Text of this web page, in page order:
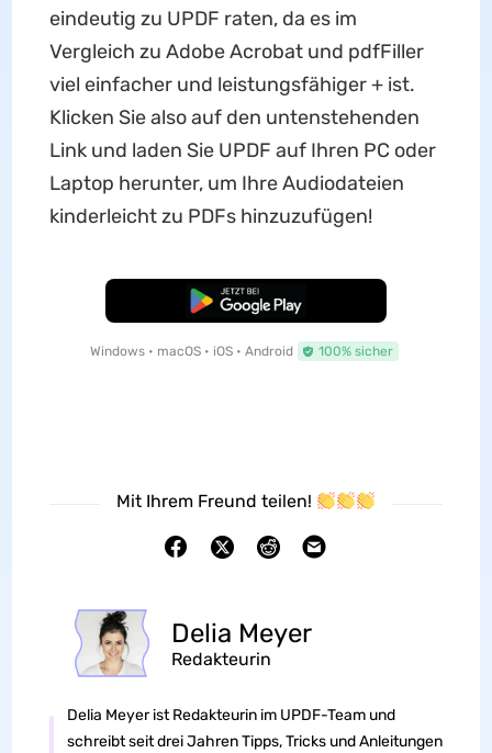
eindeutig zu UPDF raten, da es im
Vergleich zu Adobe Acrobat und pdfFiller
viel einfacher und leistungsfähiger + ist.
Klicken Sie also auf den untenstehenden
Link und laden Sie UPDF auf Ihren PC oder
Laptop herunter, um Ihre Audiodateien
kinderleicht zu PDFs hinzuzufügen!
Kostenloser Download
Windows • macOS • iOS • Android 100% sicher
Mit Ihrem Freund teilen!
Delia Meyer
Redakteurin
Delia Meyer ist Redakteurin im UPDF-Team und
schreibt seit drei Jahren Tipps, Tricks und Anleitungen